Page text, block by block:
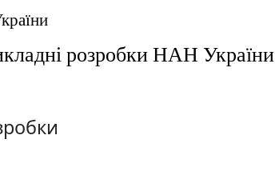
розробки НАН України